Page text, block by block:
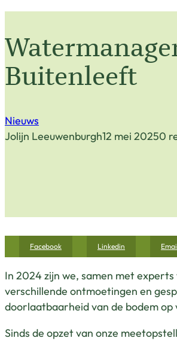
Buitenleeft
Nieuws
Jolijn Leeuwenburgh12 mei 20250
Facebook Linkedin
In 2024 zijn we, samen met
verschillende ontmoetingen en
doorlaatbaarheid van de bodem
Sinds de opzet van onze